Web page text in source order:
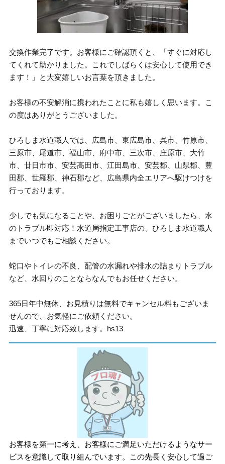
交換作業完了です。お客様にご確認頂くと、「すぐに対応し
てくれて助かりました。これでしばらくは安心して使用でき
ます！」と大変嬉しいお言葉を頂きました。
お客様の不安解消に携われたことに私も嬉しく思います。こ
の度はありがとうございました。
ひろしま水道職人では、広島市、東広島市、呉市、竹原市、
三原市、尾道市、福山市、府中市、三次市、庄原市、大竹
市、廿日市市、安芸高田市、江田島市、安芸郡、山県郡、豊
田郡、世羅郡、神石郡など、広島県内全エリアへ駆けつけを
行っております。
少しでも気になることや、お困りごとがございましたら、水
のトラブル即対応！水道局指定工事店の、ひろしま水道職人
までいつでもご相談ください。
蛇口やトイレの不良、配管の水漏れや排水の詰まりトラブル
など、水回りのことならなんでもお任せください。
365日年中無休、お見積りは無料でキャンセル料もございま
せんので、お気軽にご依頼ください。
迅速、丁寧に対応致します。hs13
お客様を第一に考え、お客様にご満足いただけるようなサー
ビスを意識して取り組んでいます。この先長く安心して過ご